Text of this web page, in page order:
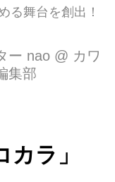
る舞台を創出！
ー nao @ カワ
集部
ラ」